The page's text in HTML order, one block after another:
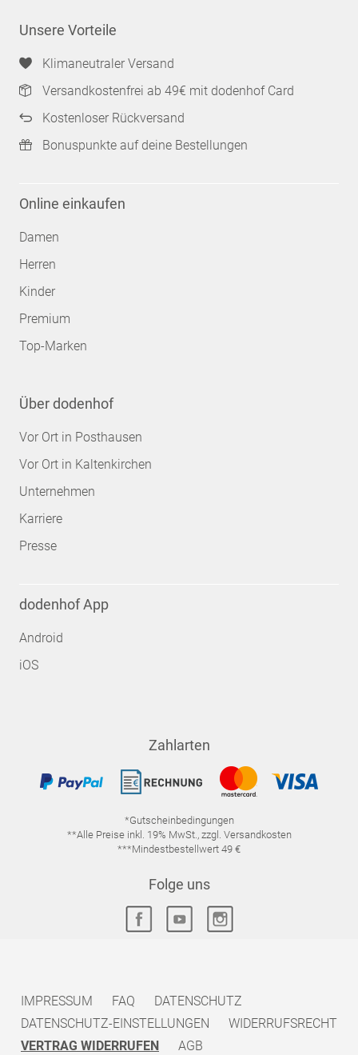
Unsere Vorteile
Klimaneutraler Versand
Versandkostenfrei ab 49€ mit dodenhof Card
Kostenloser Rückversand
Bonuspunkte auf deine Bestellungen
Online einkaufen
Damen
Herren
Kinder
Premium
Top-Marken
Über dodenhof
Vor Ort in Posthausen
Vor Ort in Kaltenkirchen
Unternehmen
Karriere
Presse
dodenhof App
Android
iOS
Zahlarten
*Gutscheinbedingungen
**Alle Preise inkl. 19% MwSt., zzgl. Versandkosten
***Mindestbestellwert 49 €
Folge uns
IMPRESSUM FAQ
DATENSCHUTZ
DATENSCHUTZ-EINSTELLUNGEN
WIDERRUFSRECHT
VERTRAG WIDERRUFEN
AGB